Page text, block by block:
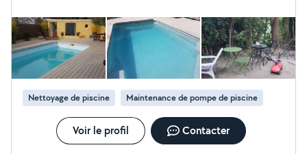
Nettoyage de piscine Maintenance de pompe de piscine
Voir le profil Contacter